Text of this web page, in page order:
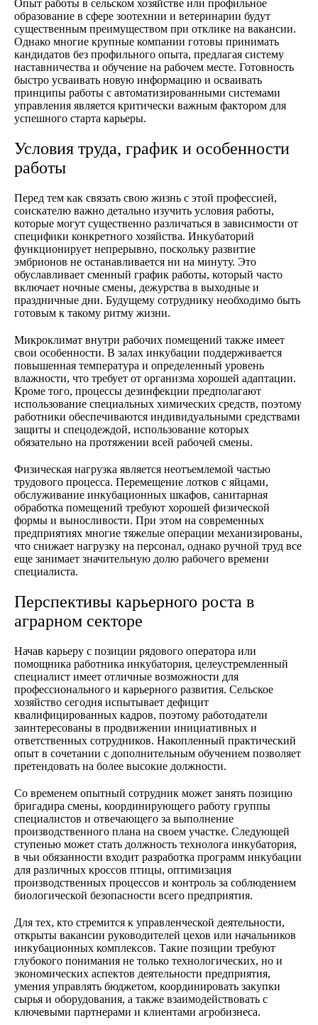
Опыт работы в сельском хозяйстве или профильное
образование в сфере зоотехнии и ветеринарии будут
существенным преимуществом при отклике на вакансии.
Однако многие крупные компании готовы принимать
кандидатов без профильного опыта, предлагая систему
наставничества и обучение на рабочем месте. Готовность
быстро усваивать новую информацию и осваивать
принципы работы с автоматизированными системами
управления является критически важным фактором для
успешного старта карьеры.
Условия труда, график и особенности
работы
Перед тем как связать свою жизнь с этой профессией,
соискателю важно детально изучить условия работы,
которые могут существенно различаться в зависимости от
специфики конкретного хозяйства. Инкубаторий
функционирует непрерывно, поскольку развитие
эмбрионов не останавливается ни на минуту. Это
обуславливает сменный график работы, который часто
включает ночные смены, дежурства в выходные и
праздничные дни. Будущему сотруднику необходимо быть
готовым к такому ритму жизни.
Микроклимат внутри рабочих помещений также имеет
свои особенности. В залах инкубации поддерживается
повышенная температура и определенный уровень
влажности, что требует от организма хорошей адаптации.
Кроме того, процессы дезинфекции предполагают
использование специальных химических средств, поэтому
работники обеспечиваются индивидуальными средствами
защиты и спецодеждой, использование которых
обязательно на протяжении всей рабочей смены.
Физическая нагрузка является неотъемлемой частью
трудового процесса. Перемещение лотков с яйцами,
обслуживание инкубационных шкафов, санитарная
обработка помещений требуют хорошей физической
формы и выносливости. При этом на современных
предприятиях многие тяжелые операции механизированы,
что снижает нагрузку на персонал, однако ручной труд все
еще занимает значительную долю рабочего времени
специалиста.
Перспективы карьерного роста в
аграрном секторе
Начав карьеру с позиции рядового оператора или
помощника работника инкубатория, целеустремленный
специалист имеет отличные возможности для
профессионального и карьерного развития. Сельское
хозяйство сегодня испытывает дефицит
квалифицированных кадров, поэтому работодатели
заинтересованы в продвижении инициативных и
ответственных сотрудников. Накопленный практический
опыт в сочетании с дополнительным обучением позволяет
претендовать на более высокие должности.
Со временем опытный сотрудник может занять позицию
бригадира смены, координирующего работу группы
специалистов и отвечающего за выполнение
производственного плана на своем участке. Следующей
ступенью может стать должность технолога инкубатория,
в чьи обязанности входит разработка программ инкубации
для различных кроссов птицы, оптимизация
производственных процессов и контроль за соблюдением
биологической безопасности всего предприятия.
Для тех, кто стремится к управленческой деятельности,
открыты вакансии руководителей цехов или начальников
инкубационных комплексов. Такие позиции требуют
глубокого понимания не только технологических, но и
экономических аспектов деятельности предприятия,
умения управлять бюджетом, координировать закупки
сырья и оборудования, а также взаимодействовать с
ключевыми партнерами и клиентами агробизнеса.